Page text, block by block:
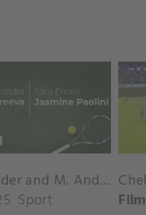
D. Shnaider and M. Andreeva vs. S. Errani and J. Paolini Match Highlights - ROME_Campo Centrale ( May 16, 2025)
Sport
Film